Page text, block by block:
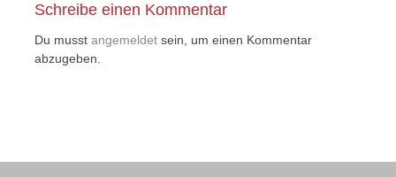
Schreibe einen Kommentar
Du musst angemeldetsein, um einen Kommentar
abzugeben.